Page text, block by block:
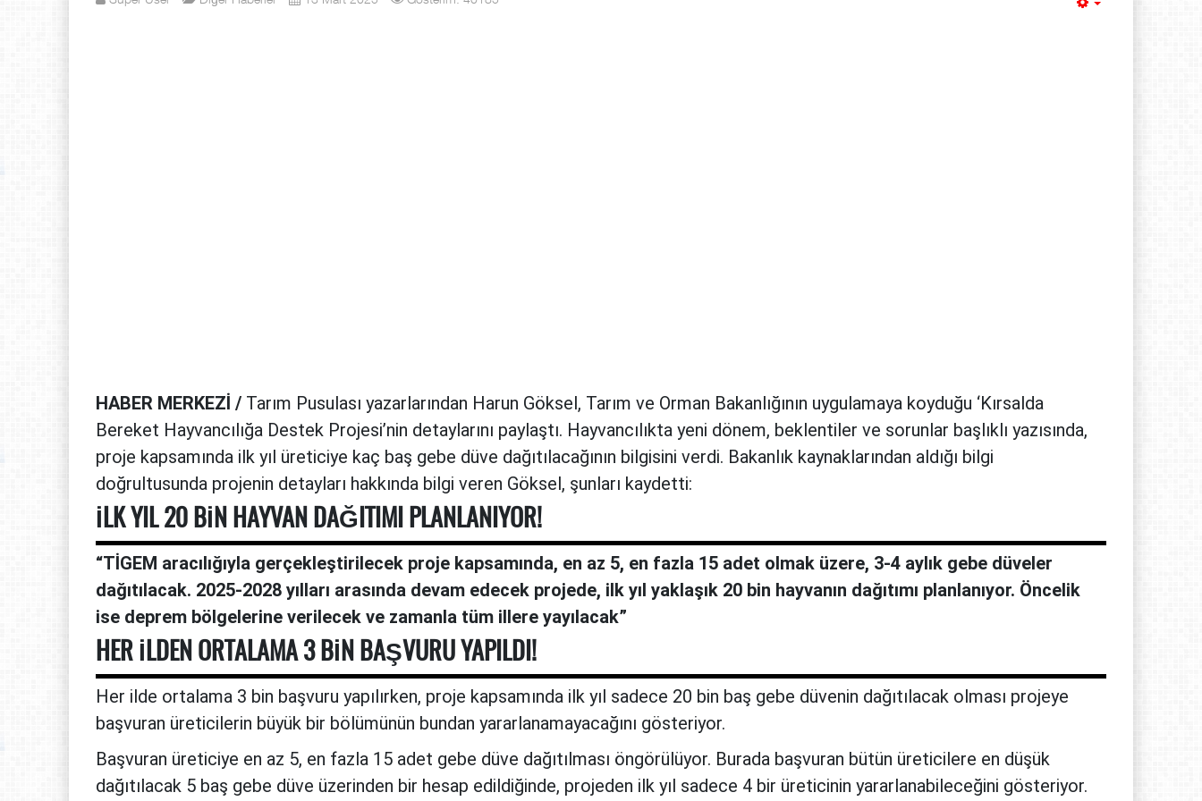
HABER MERKEZİ / Tarım Pusulası yazarlarından Harun Göksel, Tarım ve Orman Bakanlığının uygulamaya koyduğu ‘Kırsalda
Bereket Hayvancılığa Destek Projesi’nin detaylarını paylaştı. Hayvancılıkta yeni dönem, beklentiler ve sorunlar başlıklı yazısında,
proje kapsamında ilk yıl üreticiye kaç baş gebe düve dağıtılacağının bilgisini verdi. Bakanlık kaynaklarından aldığı bilgi
doğrultusunda projenin detayları hakkında bilgi veren Göksel, şunları kaydetti:
İLK YIL 20 BİN HAYVAN DAĞITIMI PLANLANIYOR!
“TİGEM aracılığıyla gerçekleştirilecek proje kapsamında, en az 5, en fazla 15 adet olmak üzere, 3-4 aylık gebe düveler
dağıtılacak. 2025-2028 yılları arasında devam edecek projede, ilk yıl yaklaşık 20 bin hayvanın dağıtımı planlanıyor. Öncelik
ise deprem bölgelerine verilecek ve zamanla tüm illere yayılacak”
HER İLDEN ORTALAMA 3 BİN BAŞVURU YAPILDI!
Her ilde ortalama 3 bin başvuru yapılırken, proje kapsamında ilk yıl sadece 20 bin baş gebe düvenin dağıtılacak olması projeye
başvuran üreticilerin büyük bir bölümünün bundan yararlanamayacağını gösteriyor.
Başvuran üreticiye en az 5, en fazla 15 adet gebe düve dağıtılması öngörülüyor. Burada başvuran bütün üreticilere en düşük
dağıtılacak 5 baş gebe düve üzerinden bir hesap edildiğinde, projeden ilk yıl sadece 4 bir üreticinin yararlanabileceğini gösteriyor.